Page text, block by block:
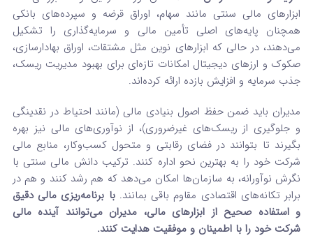
ابزارهای مالی سنتی مانند سهام، اوراق قرضه و سپرده‌های بانکی
همچنان پایه‌های اصلی تأمین مالی و سرمایه‌گذاری را تشکیل
می‌دهند، در حالی که ابزارهای نوین مثل مشتقات، اوراق بهادارسازی،
صکوک و ارزهای دیجیتال امکانات تازه‌ای برای بهبود مدیریت ریسک،
جذب سرمایه و افزایش بازده ارائه کرده‌اند.
مدیران باید ضمن حفظ اصول بنیادی مالی (مانند احتیاط در نقدینگی
و جلوگیری از ریسک‌های غیرضروری)، از نوآوری‌های مالی نیز بهره
بگیرند تا بتوانند در فضای رقابتی و متحول کسب‌وکار، منابع مالی
شرکت خود را به بهترین نحو اداره کنند. ترکیب دانش مالی سنتی با
نگرش نوآورانه، به سازمان‌ها امکان می‌دهد که هم رشد کنند و هم در
برابر تکانه‌های اقتصادی مقاوم باقی بمانند.با برنامه‌ریزی مالی دقیق
و استفاده صحیح از ابزارهای مالی، مدیران می‌توانند آینده مالی
شرکت خود را با اطمینان و موفقیت هدایت کنند.